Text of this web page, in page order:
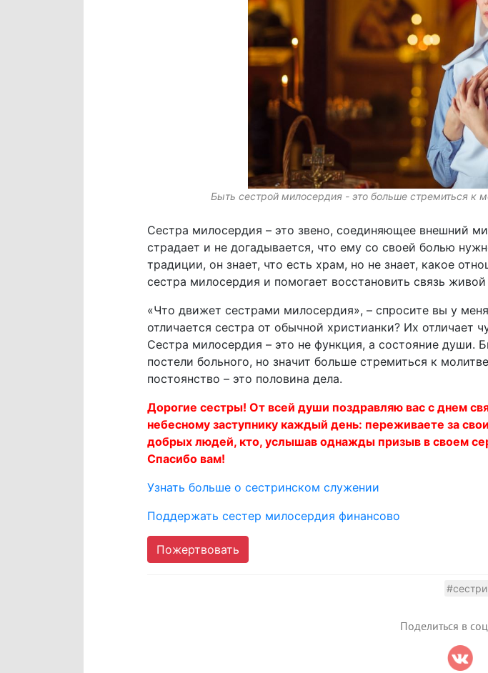
Быть сестрой милосердия - это больше стремиться к
Сестра милосердия – это звено, соединяющее внешний
страдает и не догадывается, что ему со своей болью
традиции, он знает, что есть храм, но не знает, какое
сестра милосердия и помогает восстановить связь
«Что движет сестрами милосердия», – спросите вы у
отличается сестра от обычной христианки? Их
Сестра милосердия – это не функция, а состояние души.
постели больного, но значит больше стремиться к
постоянство – это половина дела.
Дорогие сестры! От всей души поздравляю вас с днем
небесному заступнику каждый день: переживаете за
добрых людей, кто, услышав однажды призыв в своем
Спасибо вам!
Узнать больше о сестринском служении
Поддержать сестер милосердия финансово
Пожертвовать
Поделиться в